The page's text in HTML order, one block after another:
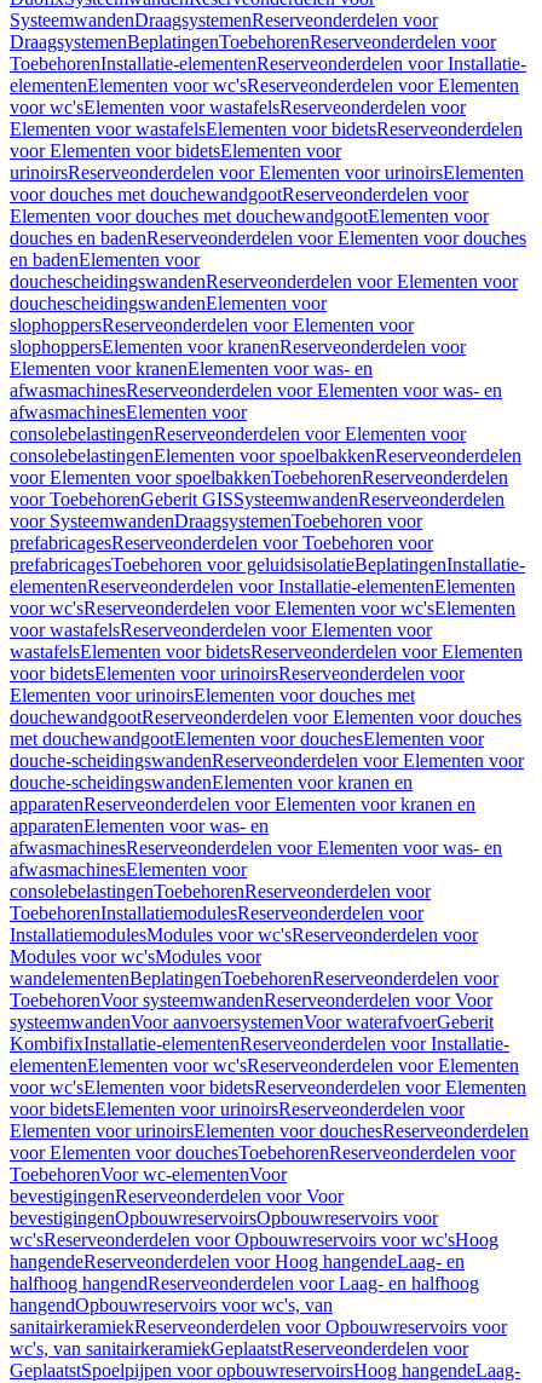
SysteemwandenDraagsystemenReserveonderdelen voor
DraagsystemenBeplatingenToebehorenReserveonderdelen voor
ToebehorenInstallatie-elementenReserveonderdelen voor Installatie-
elementenElementen voor wc'sReserveonderdelen voor Elementen
voor wc'sElementen voor wastafelsReserveonderdelen voor
Elementen voor wastafelsElementen voor bidetsReserveonderdelen
voor Elementen voor bidetsElementen voor
urinoirsReserveonderdelen voor Elementen voor urinoirsElementen
voor douches met douchewandgootReserveonderdelen voor
Elementen voor douches met douchewandgootElementen voor
douches en badenReserveonderdelen voor Elementen voor douches
en badenElementen voor
douchescheidingswandenReserveonderdelen voor Elementen voor
douchescheidingswandenElementen voor
slophoppersReserveonderdelen voor Elementen voor
slophoppersElementen voor kranenReserveonderdelen voor
Elementen voor kranenElementen voor was- en
afwasmachinesReserveonderdelen voor Elementen voor was- en
afwasmachinesElementen voor
consolebelastingenReserveonderdelen voor Elementen voor
consolebelastingenElementen voor spoelbakkenReserveonderdelen
voor Elementen voor spoelbakkenToebehorenReserveonderdelen
voor ToebehorenGeberit GISSysteemwandenReserveonderdelen
voor SysteemwandenDraagsystemenToebehoren voor
prefabricagesReserveonderdelen voor Toebehoren voor
prefabricagesToebehoren voor geluidsisolatieBeplatingenInstallatie-
elementenReserveonderdelen voor Installatie-elementenElementen
voor wc'sReserveonderdelen voor Elementen voor wc'sElementen
voor wastafelsReserveonderdelen voor Elementen voor
wastafelsElementen voor bidetsReserveonderdelen voor Elementen
voor bidetsElementen voor urinoirsReserveonderdelen voor
Elementen voor urinoirsElementen voor douches met
douchewandgootReserveonderdelen voor Elementen voor douches
met douchewandgootElementen voor douchesElementen voor
douche-scheidingswandenReserveonderdelen voor Elementen voor
douche-scheidingswandenElementen voor kranen en
apparatenReserveonderdelen voor Elementen voor kranen en
apparatenElementen voor was- en
afwasmachinesReserveonderdelen voor Elementen voor was- en
afwasmachinesElementen voor
consolebelastingenToebehorenReserveonderdelen voor
ToebehorenInstallatiemodulesReserveonderdelen voor
InstallatiemodulesModules voor wc'sReserveonderdelen voor
Modules voor wc'sModules voor
wandelementenBeplatingenToebehorenReserveonderdelen voor
ToebehorenVoor systeemwandenReserveonderdelen voor Voor
systeemwandenVoor aanvoersystemenVoor waterafvoerGeberit
KombifixInstallatie-elementenReserveonderdelen voor Installatie-
elementenElementen voor wc'sReserveonderdelen voor Elementen
voor wc'sElementen voor bidetsReserveonderdelen voor Elementen
voor bidetsElementen voor urinoirsReserveonderdelen voor
Elementen voor urinoirsElementen voor douchesReserveonderdelen
voor Elementen voor douchesToebehorenReserveonderdelen voor
ToebehorenVoor wc-elementenVoor
bevestigingenReserveonderdelen voor Voor
bevestigingenOpbouwreservoirsOpbouwreservoirs voor
wc'sReserveonderdelen voor Opbouwreservoirs voor wc'sHoog
hangendeReserveonderdelen voor Hoog hangendeLaag- en
halfhoog hangendReserveonderdelen voor Laag- en halfhoog
hangendOpbouwreservoirs voor wc's, van
sanitairkeramiekReserveonderdelen voor Opbouwreservoirs voor
wc's, van sanitairkeramiekGeplaatstReserveonderdelen voor
GeplaatstSpoelpijpen voor opbouwreservoirsHoog hangendeLaag-